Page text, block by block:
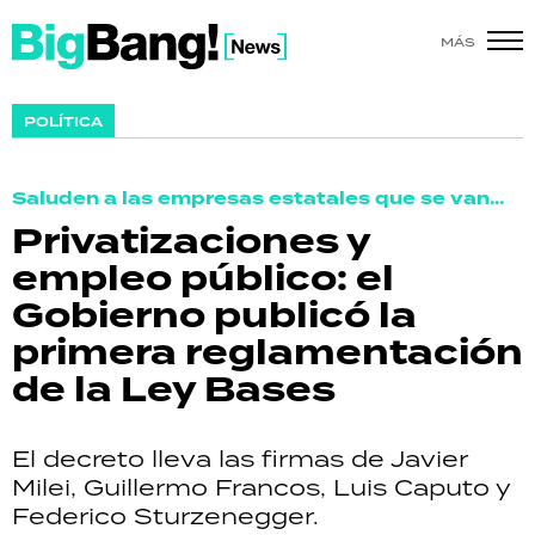
MÁS
POLÍTICA
Saluden a las empresas estatales que se van...
Privatizaciones y
empleo público: el
Gobierno publicó la
primera reglamentación
de la Ley Bases
El decreto lleva las firmas de Javier
Milei, Guillermo Francos, Luis Caputo y
Federico Sturzenegger.
SHOW
ACTUALIDAD
POLICIALES
ECONOMÍA
GRAN HERMANO
SALUD
DEPORTES